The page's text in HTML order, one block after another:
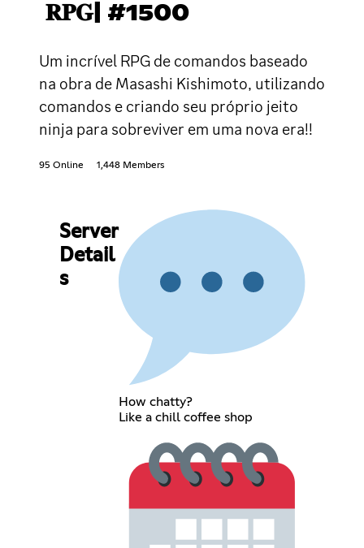
𝐑𝐏𝐆| #1500
Um incrível RPG de comandos baseado
na obra de Masashi Kishimoto, utilizando
comandos e criando seu próprio jeito
ninja para sobreviver em uma nova era!!
95 Online 1,448 Members
Server
Detail
s
How chatty?
Like a chill coffee shop